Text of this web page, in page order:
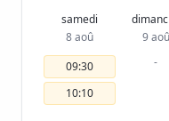
samedi
8 aoû
09:30
10:10
9 aoû
-